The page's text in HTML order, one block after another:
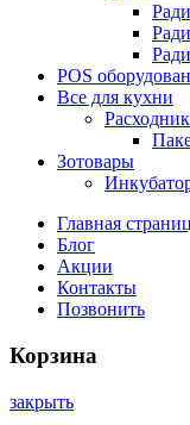
POS
Все для кухни
Зотовары
Главная
Блог
Акции
Контакты
Позвонить
Корзина
закрыть